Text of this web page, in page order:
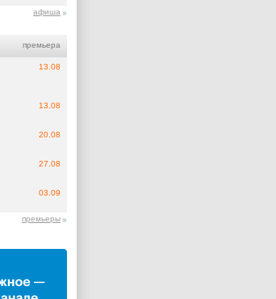
афиша
премьера
13.08
13.08
20.08
27.08
03.09
премьеры